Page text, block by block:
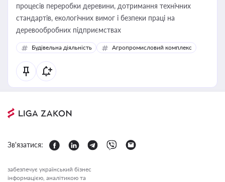
процесів переробки деревини, дотримання технічних
стандартів, екологічних вимог і безпеки праці на
деревообробних підприємствах
Будівельна діяльність Агропромисловий комплекс
Зв'язатися:
забезпечує український бізнес
інформацією, аналітикою та